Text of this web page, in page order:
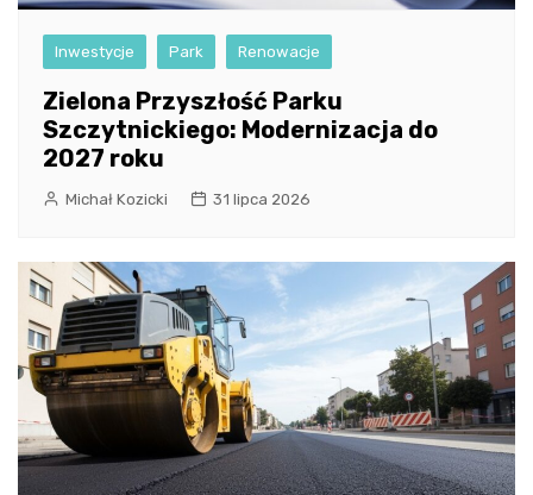
Inwestycje Park Renowacje
Zielona Przyszłość Parku
Szczytnickiego: Modernizacja do
2027 roku
Michał Kozicki 31 lipca 2026